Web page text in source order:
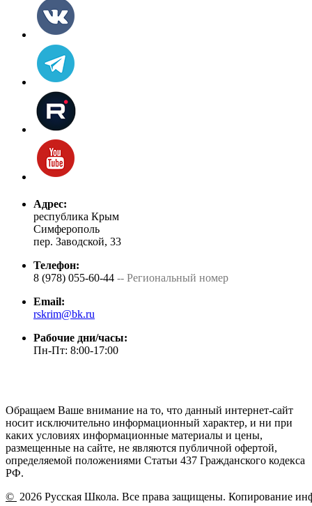
Адрес:
республика Крым
Симферополь
пер. Заводской, 33
Телефон:
8 (978) 055-60-44 -- Региональный номер
Email:
rskrim@bk.ru
Рабочие дни/часы:
Пн-Пт: 8:00-17:00
Обращаем Ваше внимание на то, что данный интернет-сайт
носит исключительно информационный характер, и ни при
каких условиях информационные материалы и цены,
размещенные на сайте, не являются публичной офертой,
определяемой положениями Статьи 437 Гражданского кодекса
РФ.
© 2026 Русская Школа. Все права защищены. Копирование